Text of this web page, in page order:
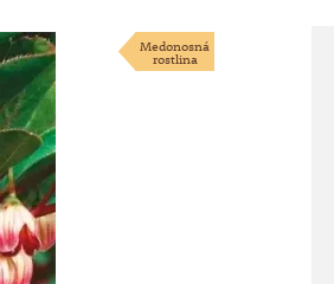
Medonosná
rostlina